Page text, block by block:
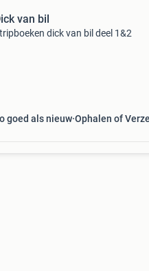
van bil
dick van bil deel 1&2
goed als nieuw Ophalen of